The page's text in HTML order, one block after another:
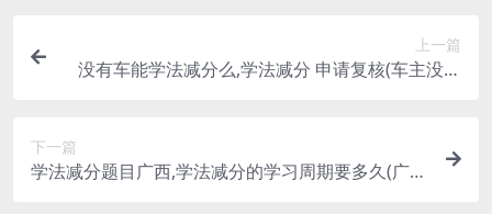
上一篇
没有车能学法减分么,学法减分 申请复核(车主没有
下一篇
学法减分题目广西,学法减分的学习周期要多久(广西